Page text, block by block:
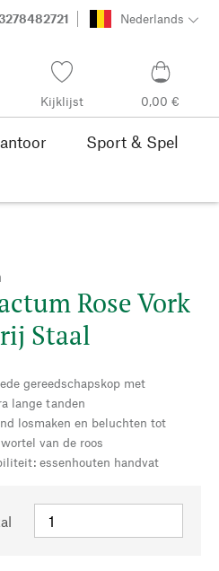
Nederlands
Kijklijst 0,00 €
Sport & Spel
Rose Vork
Staal
gereedschapskop met
lange tanden
losmaken en beluchten tot
van de roos
essenhouten handvat